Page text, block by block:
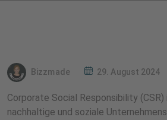
Bizzmade 29. August 2024
Corporate Social Responsibility
nachhaltige und soziale